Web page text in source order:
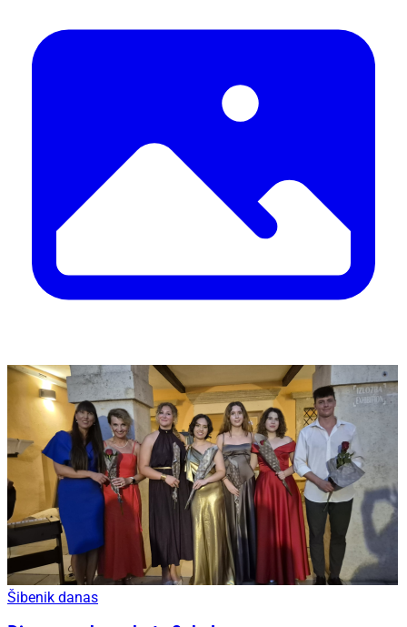
Šibenik danas